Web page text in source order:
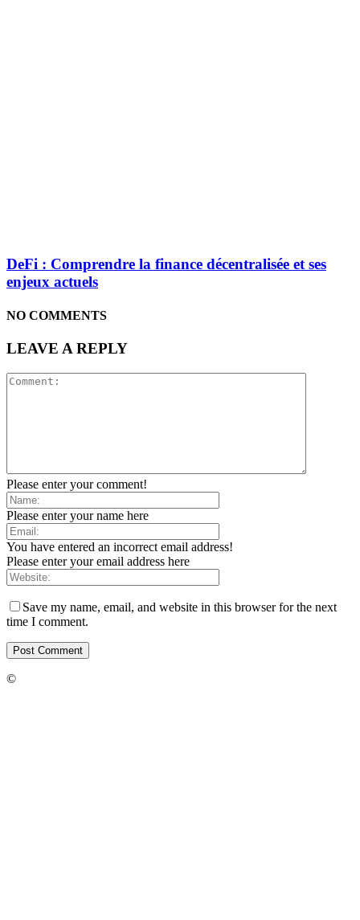
DeFi : Comprendre la finance décentralisée et ses
enjeux actuels
NO COMMENTS
LEAVE A REPLY
Please enter your comment!
Please enter your name here
You have entered an incorrect email address!
Please enter your email address here
Save my name, email, and website in this browser for the next
time I comment.
©